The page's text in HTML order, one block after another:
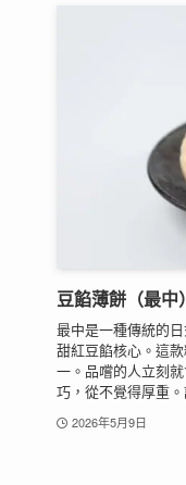
豆餡薄餅（最中）
最中是一種傳統的
甜紅豆餡核心。這
一。品嚐的人立刻
巧，從不覺得厚重
2026年5月9日